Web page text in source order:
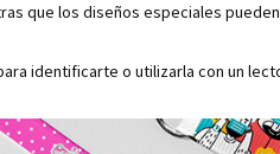
que los diseños especiales
identificarte o utilizarla con un